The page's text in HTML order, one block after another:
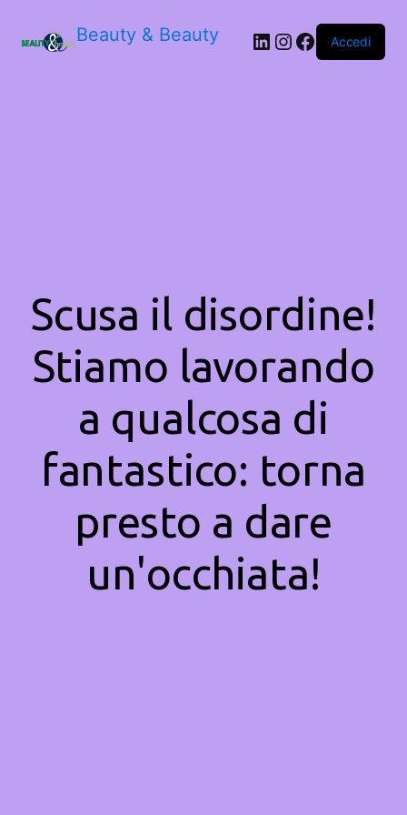
Beauty & Beauty LinkedIn
Instagram
Facebook
Accedi
Scusa il disordine!
Stiamo lavorando
a qualcosa di
fantastico: torna
presto a dare
un'occhiata!